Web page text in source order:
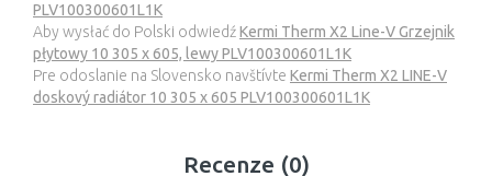
PLV100300601L1K
Aby wysłać do Polski odwiedźKermi Therm X2 Line-V Grzejnik
płytowy 10 305 x 605, lewy PLV100300601L1K
Pre odoslanie na Slovensko navštívte Kermi Therm X2 LINE-V
doskový radiátor 10 305 x 605 PLV100300601L1K
Recenze (0)